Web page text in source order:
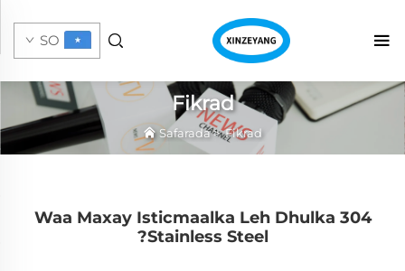
SO
Fikrad
Safarada>Fikrad
Waa Maxay Isticmaalka Leh Dhulka 304
Stainless Steel?